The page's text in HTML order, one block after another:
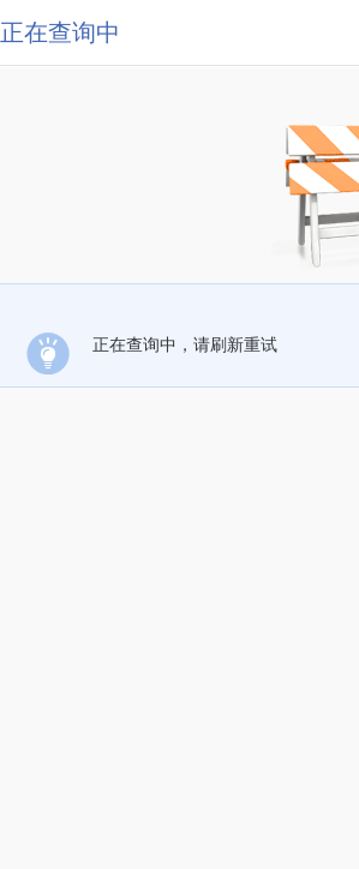
正在查询中
正在查询中，请刷新重试